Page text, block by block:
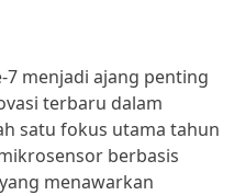
menjadi ajang penting
terbaru dalam
satu fokus utama tahun
berbasis
menawarkan